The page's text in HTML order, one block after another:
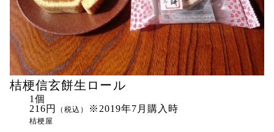
桔梗信玄餅生ロール
1個
216円
（税込） ※2019年7月購入時
桔梗屋